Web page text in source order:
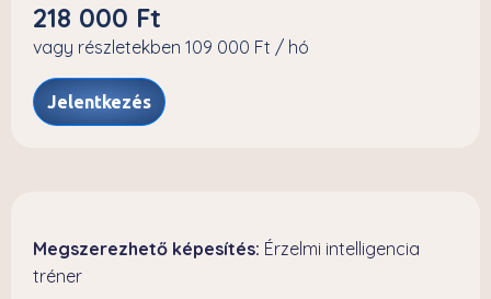
218 000 Ft
vagy részletekben 109 000 Ft / hó
Jelentkezés
Megszerezhető képesítés: Érzelmi intelligencia
tréner